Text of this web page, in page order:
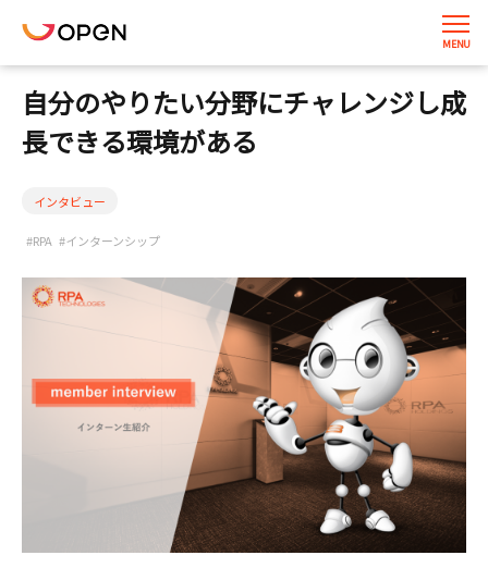
自分のやりたい分野にチャレンジし成
長できる環境がある
インタビュー
#RPA #インターンシップ